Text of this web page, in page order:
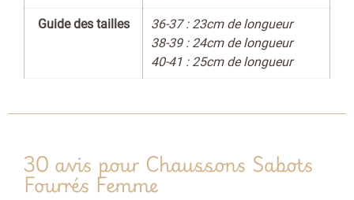
Guide des tailles
36-37 : 23cm de longueur
38-39 : 24cm de longueur
40-41 : 25cm de longueur
30 avis pour Chaussons Sabots
Fourrés Femme